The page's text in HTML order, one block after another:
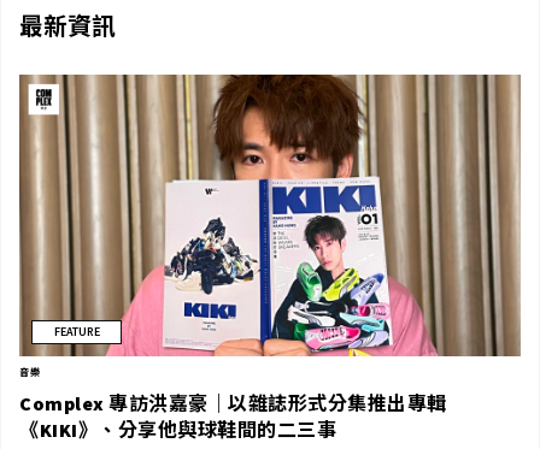
最新資訊
FEATURE
音樂
Complex 專訪洪嘉豪｜以雜誌形式分集推出專輯
《KIKI》、分享他與球鞋間的二三事